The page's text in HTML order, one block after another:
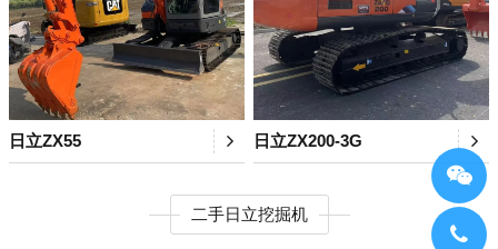
日立ZX55 日立ZX200-3G
二手日立挖掘机